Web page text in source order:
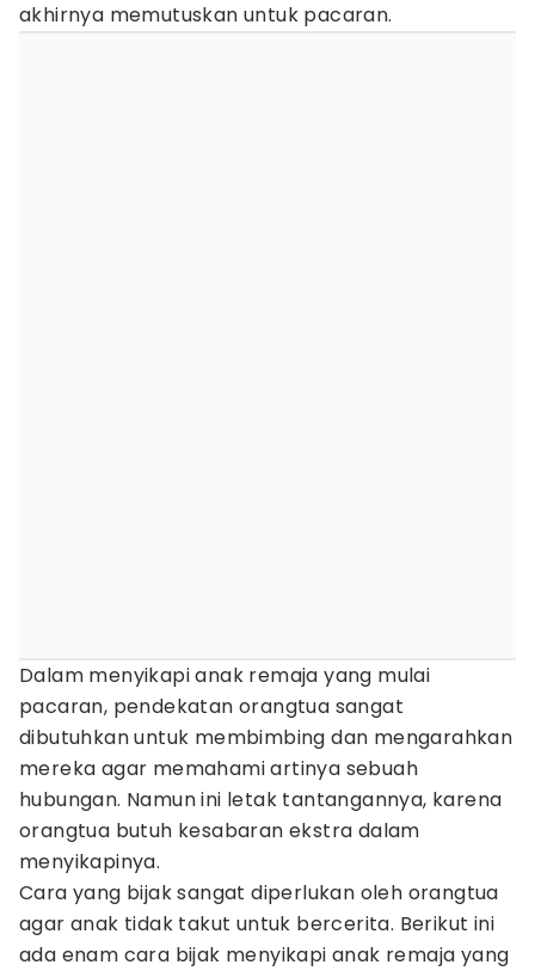
akhirnya memutuskan untuk pacaran.
Dalam menyikapi anak remaja yang mulai
pacaran, pendekatan orangtua sangat
dibutuhkan untuk membimbing dan mengarahkan
mereka agar memahami artinya sebuah
hubungan. Namun ini letak tantangannya, karena
orangtua butuh kesabaran ekstra dalam
menyikapinya.
Cara yang bijak sangat diperlukan oleh orangtua
agar anak tidak takut untuk bercerita. Berikut ini
ada enam cara bijak menyikapi anak remaja yang